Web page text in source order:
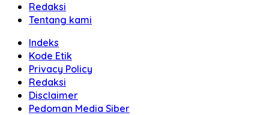
Redaksi
Tentang kami
Indeks
Kode Etik
Privacy Policy
Redaksi
Disclaimer
Pedoman Media Siber